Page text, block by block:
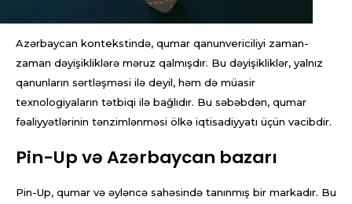
Azərbaycan kontekstində, qumar qanunvericiliyi zaman-
zaman dəyişikliklərə məruz qalmışdır. Bu dəyişikliklər, yalnız
qanunların sərtləşməsi ilə deyil, həm də müasir
texnologiyaların tətbiqi ilə bağlıdır. Bu səbəbdən, qumar
fəaliyyətlərinin tənzimlənməsi ölkə iqtisadiyyatı üçün vacibdir.
Pin-Up və Azərbaycan bazarı
Pin-Up, qumar və əyləncə sahəsində tanınmış bir markadır. Bu